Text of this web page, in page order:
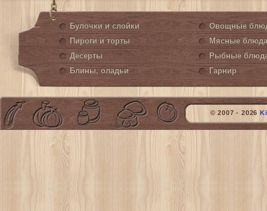
Булочки и слойки
Пироги и торты
Десерты
Блины, оладьи
Овощные
Мясные блюда
Рыбные
Гарнир
© 2007 - 2026